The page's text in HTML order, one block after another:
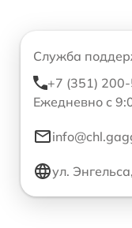
Служба
+7 (351)
Ежедневно с
ул.